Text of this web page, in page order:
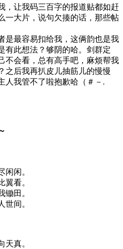
，让我码三百字的报道贴都如赶
一大片，说句欠揍的话，那些帖
是最容易扣给我，这俩韵也是我
有此想法？够阴的哈。剑群定
不会看，总有高手吧，麻烦帮我
之后我再扒皮儿抽筋儿的慢慢
人我管不了啦抱歉哈（＃－.
闲闲。
翼看。
锄田。
世间。
天真。